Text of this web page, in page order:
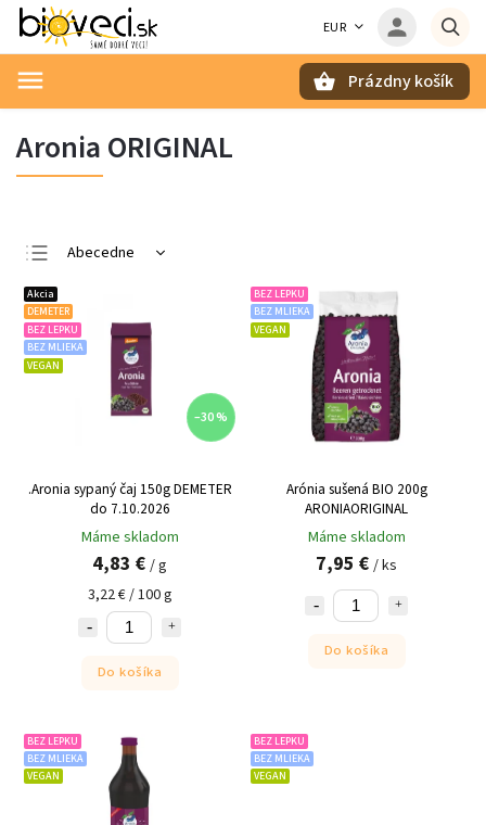
EUR
Prázdny košík
Aronia ORIGINAL
Abecedne
Najdrahšie
Najpredávanejšie
Akcia
DEMETER
BEZ LEPKU
BEZ MLIEKA
VEGAN
–30 %
.Aronia sypaný čaj 150g DEMETER
do 7.10.2026
Máme skladom
4,83 € / g
3,22 € / 100 g
Do košíka
BEZ LEPKU
BEZ MLIEKA
VEGAN
Arónia sušená BIO 200g
ARONIAORIGINAL
Máme skladom
7,95 € / ks
Do košíka
BEZ LEPKU
BEZ MLIEKA
VEGAN
BEZ LEPKU
BEZ MLIEKA
VEGAN